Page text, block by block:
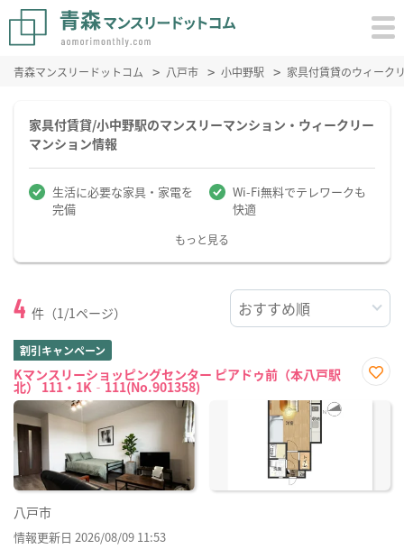
青森マンスリードットコム 八戸市 小中野駅 家具付賃貸のウィーク
家具付賃貸/小中野駅のマンスリーマンション・ウィークリー
マンション情報
生活に必要な家具・家電を
完備
Wi-Fi無料でテレワークも
快適
もっと見る
4 件（1/1ページ）
割引キャンペーン
Kマンスリーショッピングセンター ピアドゥ前（本八戸駅
北） 111・1K‐111(No.901358)
に入
八戸市
情報更新日 2026/08/09 11:53